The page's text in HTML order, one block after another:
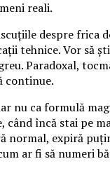
reali.
despre frica
tehnice. Vor să
Paradoxal,
continue.
nu ca formulă
încă stai pe
normal, expiră
ar fi să numeri